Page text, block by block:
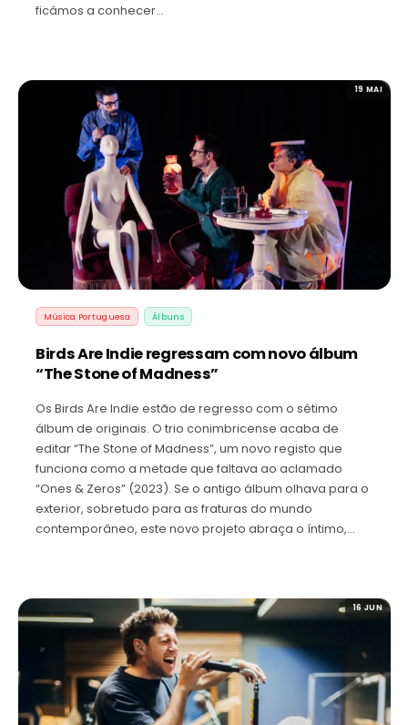
ficámos a conhecer…
19 MAI
Música Portuguesa Álbuns
Birds Are Indie regressam com novo álbum
“The Stone of Madness”
Os Birds Are Indie estão de regresso com o sétimo
álbum de originais. O trio conimbricense acaba de
editar “The Stone of Madness”, um novo registo que
funciona como a metade que faltava ao aclamado
“Ones & Zeros” (2023). Se o antigo álbum olhava para o
exterior, sobretudo para as fraturas do mundo
contemporâneo, este novo projeto abraça o íntimo,…
16 JUN